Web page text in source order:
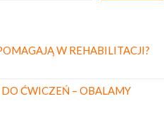
W REHABILITACJI?
ĆWICZEŃ – OBALAMY